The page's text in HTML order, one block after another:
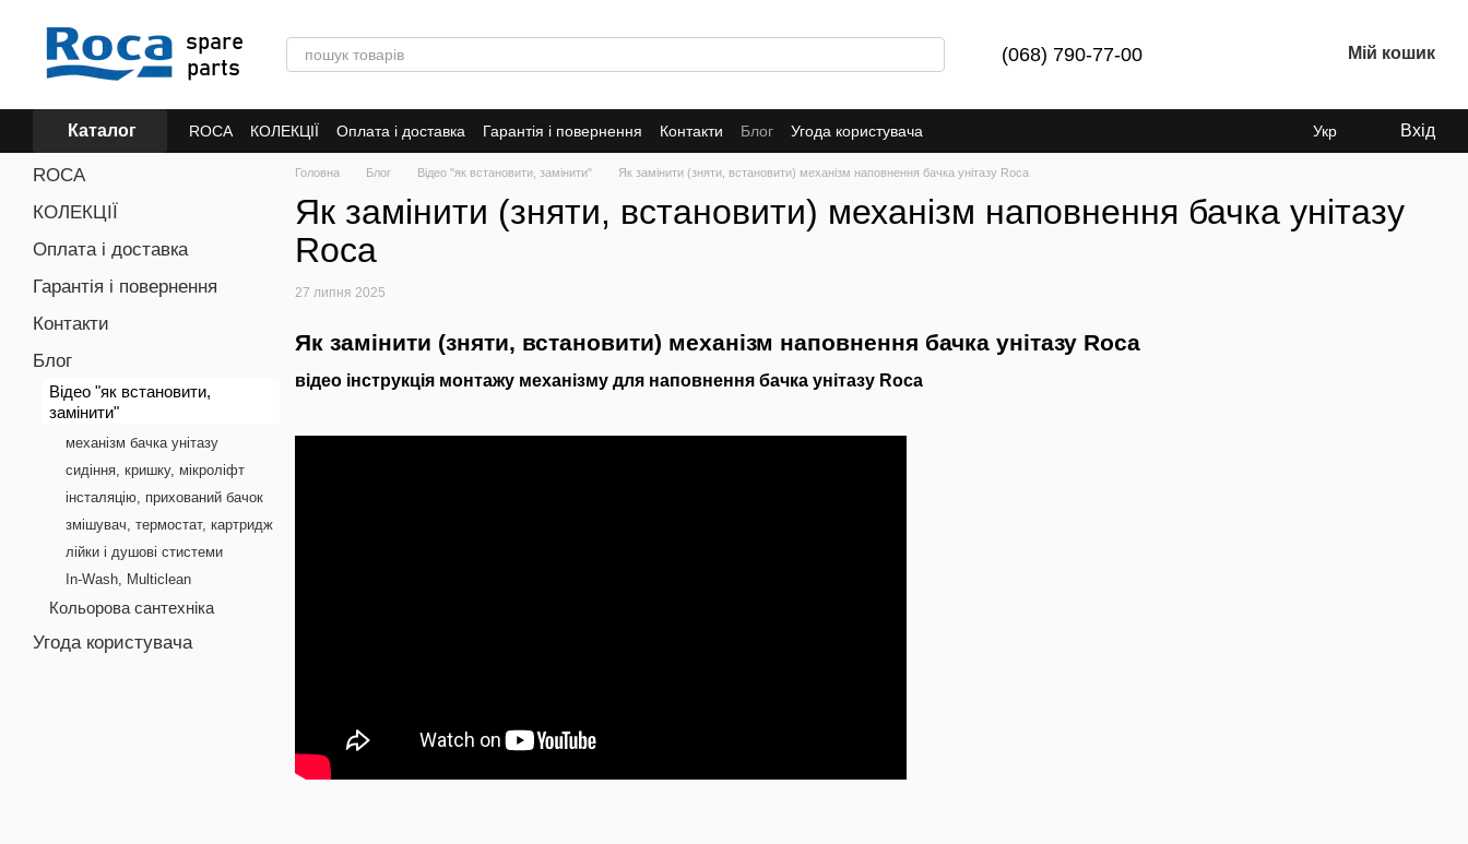
(068) 790-77-00 Мій кошик
Каталог ROCA КОЛЕКЦІЇ Оплата і доставка Гарантія і повернення Контакти Блог Угода користувача Укр Вхід
Головна Блог Відео "як встановити, замінити" Як замінити (зняти, встановити) механізм наповнення бачка унітазу Roca
Як замінити (зняти, встановити) механізм наповнення бачка унітазу
Roca
27 липня 2025
Як замінити (зняти, встановити) механізм наповнення бачка унітазу Roca
відео інструкція монтажу механізму для наповнення бачка унітазу Roca
ROCA
КОЛЕКЦІЇ
Оплата і доставка
Гарантія і повернення
Контакти
Блог
Відео "як встановити,
замінити"
механізм бачка унітазу
сидіння, кришку, мікроліфт
інсталяцію, прихований бачок
змішувач, термостат, картридж
лійки і душові стистеми
In-Wash, Multiclean
Кольорова сантехніка
Угода користувача